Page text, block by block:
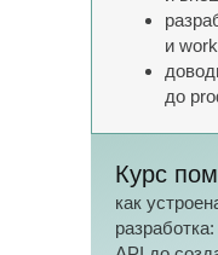
и
до
Курс
как
Авторы